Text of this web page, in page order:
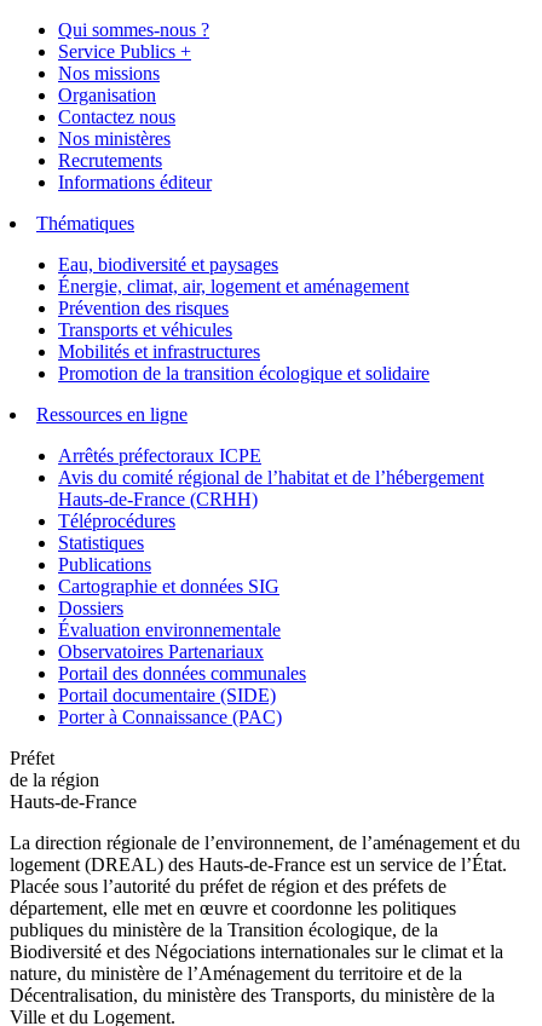
Qui sommes-nous ?
Service Publics +
Nos missions
Organisation
Contactez nous
Nos ministères
Recrutements
Informations éditeur
Thématiques
Eau, biodiversité et paysages
Énergie, climat, air, logement et aménagement
Prévention des risques
Transports et véhicules
Mobilités et infrastructures
Promotion de la transition écologique et solidaire
Ressources en ligne
Arrêtés préfectoraux ICPE
Avis du comité régional de l’habitat et de l’hébergement
Hauts-de-France (CRHH)
Téléprocédures
Statistiques
Publications
Cartographie et données SIG
Dossiers
Évaluation environnementale
Observatoires Partenariaux
Portail des données communales
Portail documentaire (SIDE)
Porter à Connaissance (PAC)
Préfet
de la région
Hauts-de-France
La direction régionale de l’environnement, de l’aménagement et du
logement (DREAL) des Hauts-de-France est un service de l’État.
Placée sous l’autorité du préfet de région et des préfets de
département, elle met en œuvre et coordonne les politiques
publiques du ministère de la Transition écologique, de la
Biodiversité et des Négociations internationales sur le climat et la
nature, du ministère de l’Aménagement du territoire et de la
Décentralisation, du ministère des Transports, du ministère de la
Ville et du Logement.